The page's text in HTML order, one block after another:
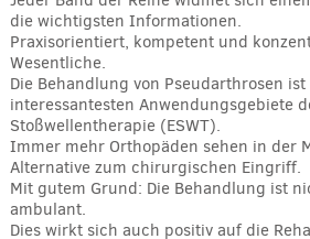
die wichtigsten Informationen.
Praxisorientiert, kompetent und
Wesentliche.
Die Behandlung von Pseudarthrosen
interessantesten Anwendungsgebiete
Stoßwellentherapie (ESWT).
Immer mehr Orthopäden sehen in der
Alternative zum chirurgischen Eingriff.
Mit gutem Grund: Die Behandlung ist
ambulant.
Dies wirkt sich auch positiv auf die